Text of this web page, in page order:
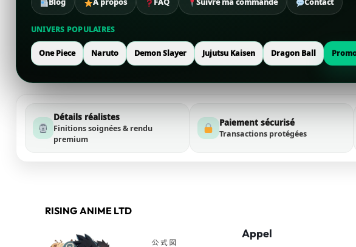
Blog À propos FAQ Suivre ma commande Contact
UNIVERS POPULAIRES
One Piece Naruto Demon Slayer Jujutsu Kaisen Dragon Ball
Détails réalistes
Finitions soignées & rendu
premium
Paiement sécurisé
Transactions protégées
RISING ANIME LTD
Appel